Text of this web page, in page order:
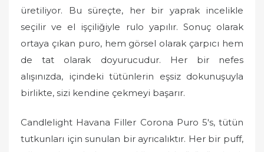
üretiliyor. Bu süreçte, her bir yaprak incelikle
seçilir ve el işçiliğiyle rulo yapılır. Sonuç olarak
ortaya çıkan puro, hem görsel olarak çarpıcı hem
de tat olarak doyurucudur. Her bir nefes
alışınızda, içindeki tütünlerin eşsiz dokunuşuyla
birlikte, sizi kendine çekmeyi başarır.
Candlelight Havana Filler Corona Puro 5's, tütün
tutkunları için sunulan bir ayrıcalıktır. Her bir puff,